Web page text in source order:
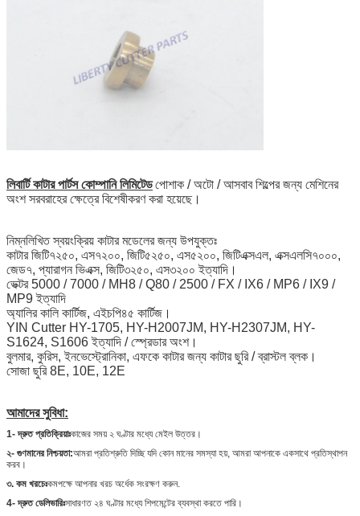
লিবার্টি কাটার পার্টস কোম্পানি লিমিটেডপোশাক / অটো / আসবাব শিল্পের জন্য মেশিনের
অংশ সরবরাহের ক্ষেত্রে বিশেষীকরণ করা হয়েছে।
নিম্নলিখিত স্বয়ংক্রিয় কাটার মডেলের জন্য উপযুক্তঃ
কাটার জিটি৭২৫০, এস৭২০০, জিটি৫২৫০, এস৫২০০, জিটিএক্সএল, এক্সএলসি৭০০০,
জেড৭, প্যারাগন ভিএক্স, জিটি৩২৫০, এস৩২০০ ইত্যাদি।
ভেক্টর 5000 / 7000 / MH8 / Q80 / 2500 / FX / IX6 / MP6 / IX9 /
MP9 ইত্যাদি
অ্যালির কালি কার্টিজ, এইচপি৪৫ কার্টিজ।
YIN Cutter HY-1705, HY-H2007JM, HY-H2307JM, HY-
S1624, S1606 ইত্যাদি / স্প্রেডার অংশ।
বুলমার, কুরিস, ইনভেস্ট্রোনিকা, এফকে কাটার জন্য কাটার ছুরি / ব্রাস্টল ব্লক।
সোজা ছুরি 8E, 10E, 12E
আমাদের সুবিধা:
1- দ্রুত প্রতিক্রিয়াঃকাজের সময় ২ ঘণ্টার মধ্যে মেইল উত্তর।
২- গুণমানের নিশ্চয়তা:আমরা প্রতিশ্রুতি দিচ্ছি যদি কোন মানের সমস্যা হয়, আমরা আপনাকে একসাথে প্রতিস্থাপন
করব।
৩. কম খরচেঃকমপক্ষে আপনার খরচ অর্ধেক সংরক্ষণ করুন.
4- দ্রুত ডেলিভারিঃসাধারণত ২৪ ঘণ্টার মধ্যে শিপমেন্টের ব্যবস্থা করতে পারি।